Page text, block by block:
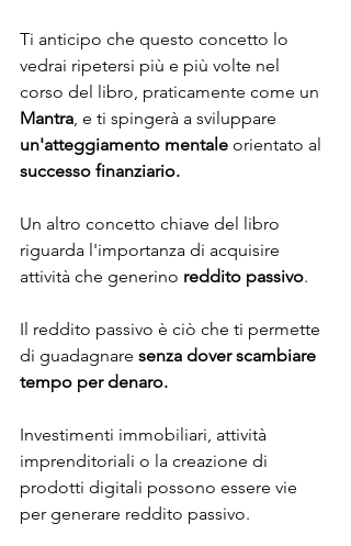
Ti anticipo che questo concetto lo
vedrai ripetersi più e più volte nel
corso del libro, praticamente come un
Mantra, e ti spingerà a sviluppare
un'atteggiamento mentale orientato al
successo finanziario.
Un altro concetto chiave del libro
riguarda l'importanza di acquisire
attività che generino reddito passivo.
Il reddito passivo è ciò che ti permette
di guadagnare senza dover scambiare
tempo per denaro.
Investimenti immobiliari, attività
imprenditoriali o la creazione di
prodotti digitali possono essere vie
per generare reddito passivo.